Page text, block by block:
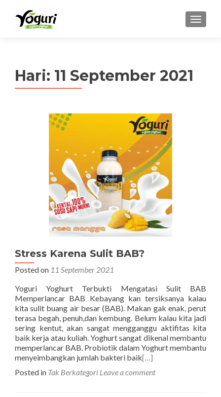
MENU
Hari: 11 September 2021
Stress Karena Sulit BAB?
Posted on 11 September 2021
Yoguri Yoghurt Terbukti Mengatasi Sulit BAB
Memperlancar BAB Kebayang kan tersiksanya kalau
kita sulit buang air besar (BAB). Makan gak enak, perut
terasa begah, penuh,dan kembung. Belum kalau kita jadi
sering kentut, akan sangat mengganggu aktifitas kita
baik kerja atau kuliah. Yoghurt sangat dikenal membantu
memperlancar BAB. Probiotik dalam Yoghurt membantu
menyeimbangkan jumlah bakteri baik[…]
Posted in Tak Berkategori Leave a comment